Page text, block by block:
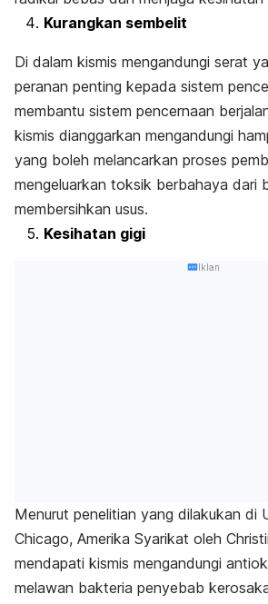
Kurangkan sembelit
Di dalam kismis mengandungi serat
peranan penting kepada sistem
membantu sistem pencernaan
kismis dianggarkan mengandungi
yang boleh melancarkan proses
mengeluarkan toksik berbahaya dari
membersihkan usus.
Kesihatan gigi
Iklan
Menurut penelitian yang dilakukan di
Chicago, Amerika Syarikat oleh
mendapati kismis mengandungi
melawan bakteria penyebab